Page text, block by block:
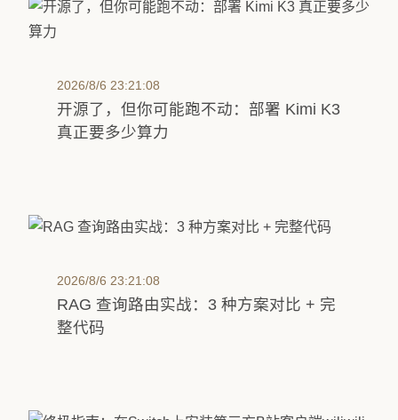
2026/8/6 23:21:08
开源了，但你可能跑不动：部署 Kimi K3
真正要多少算力
2026/8/6 23:21:08
RAG 查询路由实战：3 种方案对比 + 完
整代码